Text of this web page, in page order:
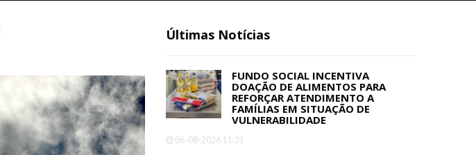
Últimas Notícias
FUNDO SOCIAL INCENTIVA
DOAÇÃO DE ALIMENTOS PARA
REFORÇAR ATENDIMENTO A
FAMÍLIAS EM SITUAÇÃO DE
VULNERABILIDADE
06-08-2026 11:31